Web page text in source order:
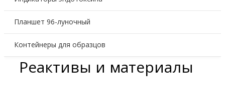
Планшет 96-луночный
Контейнеры для образцов
Реактивы и материалы